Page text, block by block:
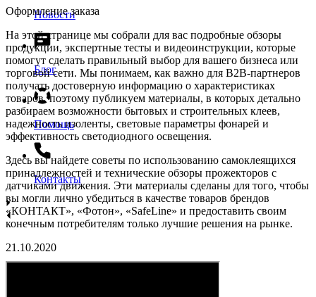
Новости
Блог
Помощь
Контакты
Оформление заказа
На этой странице мы собрали для вас подробные обзоры
продукции, экспертные тесты и видеоинструкции, которые
помогут сделать правильный выбор для вашего бизнеса или
торговой сети. Мы понимаем, как важно для B2B-партнеров
получать достоверную информацию о характеристиках
товаров, поэтому публикуем материалы, в которых детально
разбираем возможности бытовых и строительных клеев,
надежность изоленты, световые параметры фонарей и
эффективность светодиодного освещения.
Здесь вы найдете советы по использованию самоклеящихся
принадлежностей и технические обзоры прожекторов с
датчиками движения. Эти материалы сделаны для того, чтобы
вы могли лично убедиться в качестве товаров брендов
«КОНТАКТ», «Фотон», «SafeLine» и предоставить своим
конечным потребителям только лучшие решения на рынке.
21.10.2020